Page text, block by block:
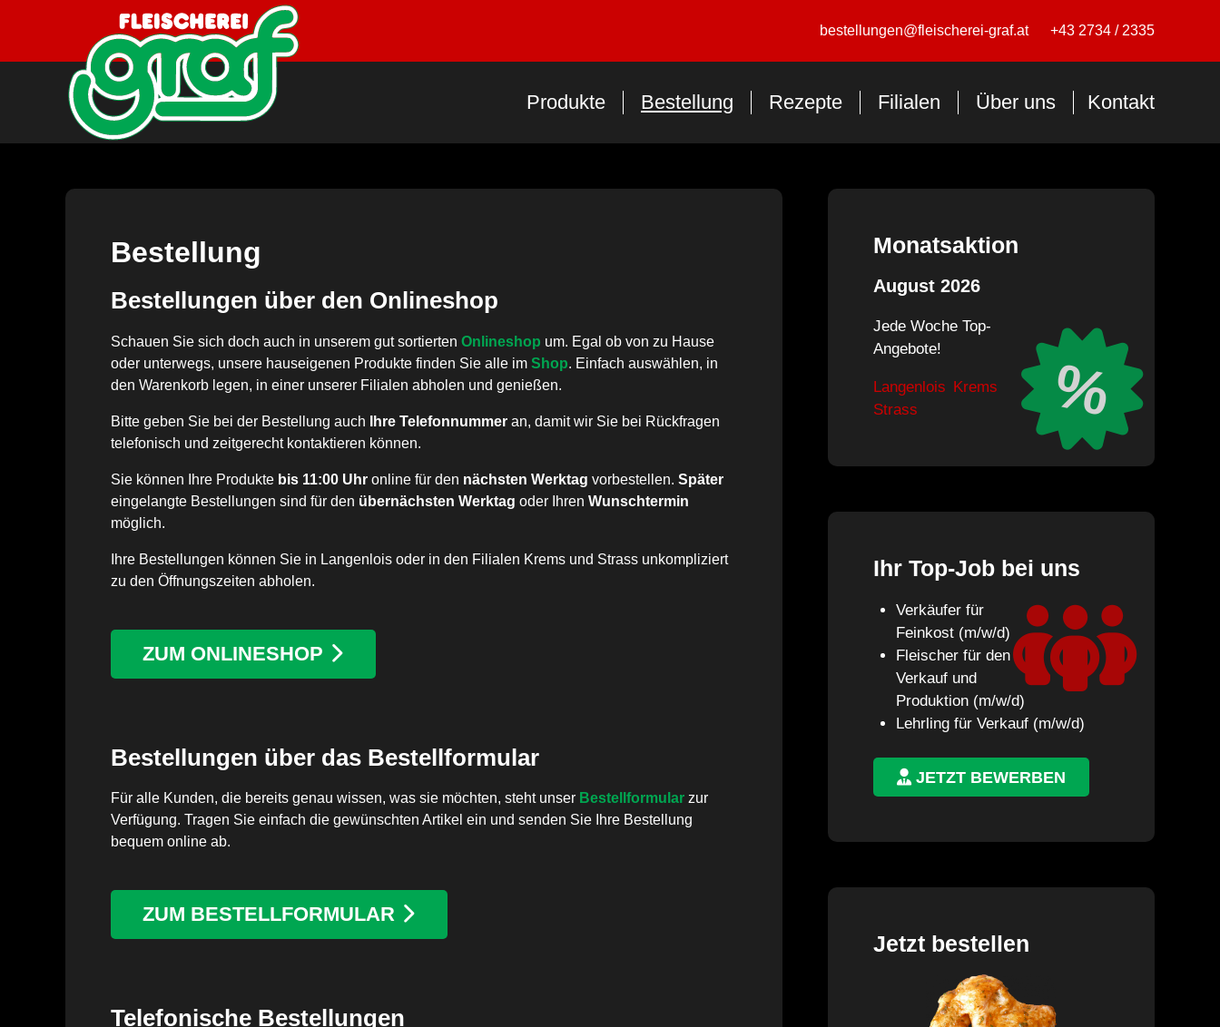
bestellungen@fleischerei-graf.at +43 2734 / 2335
Produkte Bestellung Rezepte Filialen Über uns Kontakt
Bestellung
Bestellungen über den Onlineshop
Schauen Sie sich doch auch in unserem gut sortierten Onlineshop um. Egal ob von zu Hause
oder unterwegs, unsere hauseigenen Produkte finden Sie alle im Shop. Einfach auswählen, in
den Warenkorb legen, in einer unserer Filialen abholen und genießen.
Bitte geben Sie bei der Bestellung auch Ihre Telefonnummer an, damit wir Sie bei Rückfragen
telefonisch und zeitgerecht kontaktieren können.
Sie können Ihre Produkte bis 11:00 Uhr online für den nächsten Werktag vorbestellen. Später
eingelangte Bestellungen sind für den übernächsten Werktag oder Ihren Wunschtermin
möglich.
Ihre Bestellungen können Sie in Langenlois oder in den Filialen Krems und Strass unkompliziert
zu den Öffnungszeiten abholen.
ZUM ONLINESHOP
Bestellungen über das Bestellformular
Für alle Kunden, die bereits genau wissen, was sie möchten, steht unser Bestellformular zur
Verfügung. Tragen Sie einfach die gewünschten Artikel ein und senden Sie Ihre Bestellung
bequem online ab.
ZUM BESTELLFORMULAR
Telefonische Bestellungen
%
Monatsaktion
August 2026
Jede Woche Top-
Angebote!
Langenlois Krems
Strass
Ihr Top-Job bei uns
Verkäufer für
Feinkost (m/w/d)
Fleischer für den
Verkauf und
Produktion (m/w/d)
Lehrling für Verkauf (m/w/d)
JETZT BEWERBEN
Jetzt bestellen